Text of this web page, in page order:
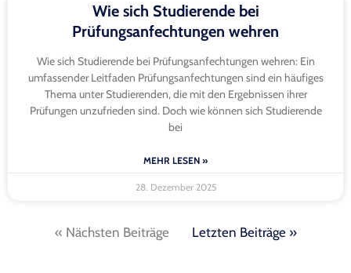
Wie sich Studierende bei
Prüfungsanfechtungen wehren
Wie sich Studierende bei Prüfungsanfechtungen wehren: Ein
umfassender Leitfaden Prüfungsanfechtungen sind ein häufiges
Thema unter Studierenden, die mit den Ergebnissen ihrer
Prüfungen unzufrieden sind. Doch wie können sich Studierende
bei
MEHR LESEN »
28. Dezember 2025
« Nächsten Beiträge Letzten Beiträge »